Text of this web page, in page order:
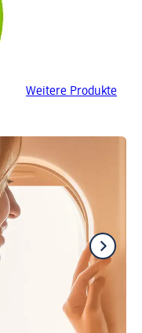
Weitere Produkte